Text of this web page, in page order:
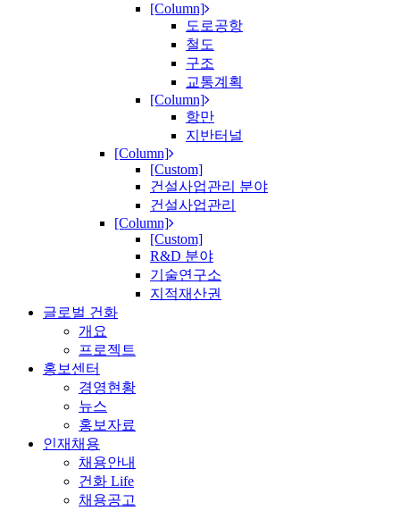
[Column]
도로공항
철도
구조
교통계획
[Column]
항만
지반터널
[Column]
[Custom]
건설사업관리 분야
건설사업관리
[Column]
[Custom]
R&D 분야
기술연구소
지적재산권
글로벌 건화
개요
프로젝트
홍보센터
경영현황
뉴스
홍보자료
인재채용
채용안내
건화 Life
채용공고